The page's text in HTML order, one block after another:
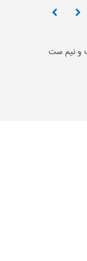
و نیم ست